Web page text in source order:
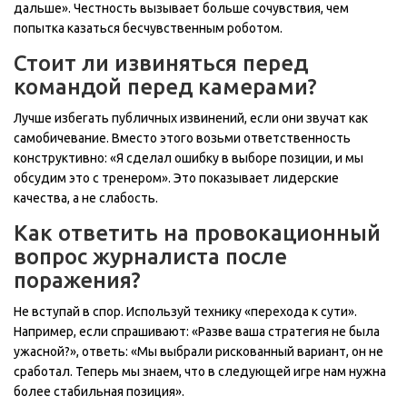
дальше». Честность вызывает больше сочувствия, чем
попытка казаться бесчувственным роботом.
Стоит ли извиняться перед
командой перед камерами?
Лучше избегать публичных извинений, если они звучат как
самобичевание. Вместо этого возьми ответственность
конструктивно: «Я сделал ошибку в выборе позиции, и мы
обсудим это с тренером». Это показывает лидерские
качества, а не слабость.
Как ответить на провокационный
вопрос журналиста после
поражения?
Не вступай в спор. Используй технику «перехода к сути».
Например, если спрашивают: «Разве ваша стратегия не была
ужасной?», ответь: «Мы выбрали рискованный вариант, он не
сработал. Теперь мы знаем, что в следующей игре нам нужна
более стабильная позиция».